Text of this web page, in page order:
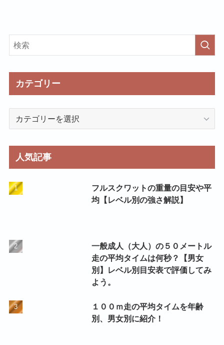
カテゴリー
ー
人気記事
フルスクワットの重量の目安や平
均【レベル別の強さ解説】
一般成人（大人）の５０メートル
走の平均タイムは何秒？【男女
別】レベル別目安表で評価してみ
よう。
１００ｍ走の平均タイムを年齢
別、男女別に紹介！